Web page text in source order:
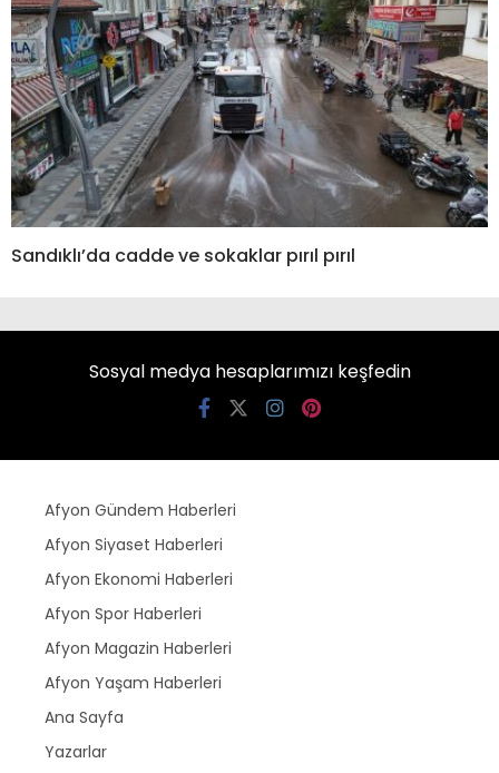
Sandıklı’da cadde ve sokaklar pırıl pırıl
Sosyal medya hesaplarımızı keşfedin
Afyon Gündem Haberleri
Afyon Siyaset Haberleri
Afyon Ekonomi Haberleri
Afyon Spor Haberleri
Afyon Magazin Haberleri
Afyon Yaşam Haberleri
Ana Sayfa
Yazarlar